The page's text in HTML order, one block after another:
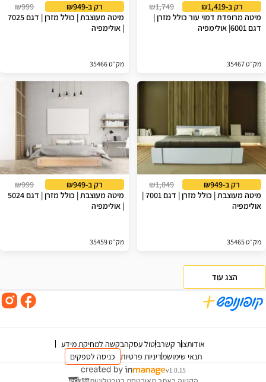
רק ב-₪1,419
₪1,749
מיטה מרופדת דמוי עור כולל מזרן |
דגם 6001| אולימפיה
מק״ט 35467
רק ב-₪949
₪999
מיטה מעוצבת | כולל מזרן | דגם 7025
| אולימפיה
מק״ט 35466
רק ב-₪949
₪1,049
מיטה מעוצבת | כולל מזרן | דגם 7001 |
אולימפיה
מק״ט 35465
רק ב-₪949
₪999
מיטה מעוצבת | כולל מזרן | דגם 5024
| אולימפיה
מק״ט 35459
הצג עוד
אודותצור קשרביטול עסקהבקשה למחיקת מידע
תנאי שימושמדיניות פרטיות כניסה לספקים
v1.0.15